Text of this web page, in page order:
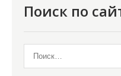
Поиск по